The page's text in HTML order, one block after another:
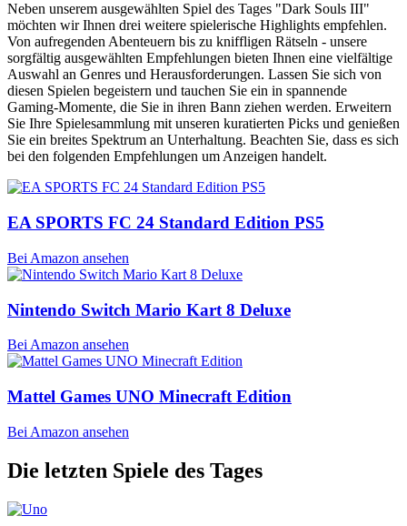
Neben unserem ausgewählten Spiel des Tages "Dark Souls III"
möchten wir Ihnen drei weitere spielerische Highlights empfehlen.
Von aufregenden Abenteuern bis zu kniffligen Rätseln - unsere
sorgfältig ausgewählten Empfehlungen bieten Ihnen eine vielfältige
Auswahl an Genres und Herausforderungen. Lassen Sie sich von
diesen Spielen begeistern und tauchen Sie ein in spannende
Gaming-Momente, die Sie in ihren Bann ziehen werden. Erweitern
Sie Ihre Spielesammlung mit unseren kuratierten Picks und genießen
Sie ein breites Spektrum an Unterhaltung. Beachten Sie, dass es sich
bei den folgenden Empfehlungen um Anzeigen handelt.
EA SPORTS FC 24 Standard Edition PS5
Bei Amazon ansehen
Nintendo Switch Mario Kart 8 Deluxe
Bei Amazon ansehen
Mattel Games UNO Minecraft Edition
Bei Amazon ansehen
Die letzten Spiele des Tages